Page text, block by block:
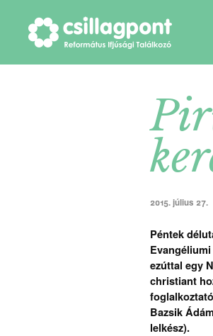
2015. július 27.
Péntek
ezúttal egy
christiant
Bazsik
lelkész).